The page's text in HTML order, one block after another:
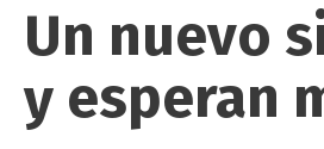
Un nuevo
y esperan